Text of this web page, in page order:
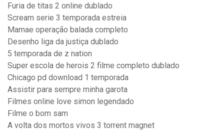
Furia de titas 2 online dublado
Scream serie 3 temporada estreia
Mamae operação balada completo
Desenho liga da justiça dublado
5 temporada de z nation
Super escola de herois 2 filme completo dublado
Chicago pd download 1 temporada
Assistir para sempre minha garota
Filmes online love simon legendado
Filme o bom sam
A volta dos mortos vivos 3 torrent magnet